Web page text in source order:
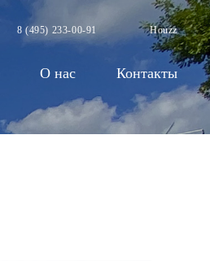
8 (495) 233-00-91 Houzz
О нас Контакты